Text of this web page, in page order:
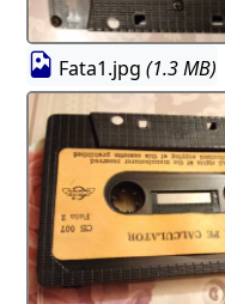
Fata1.jpg (1.3 MB)